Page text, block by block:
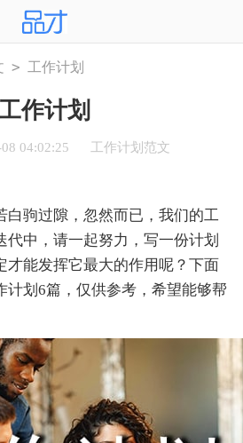
> 工作计划
作计划
04:02:25 工作计划范文
驹过隙，忽然而已，我们的工
代中，请一起努力，写一份计划
才能发挥它最大的作用呢？下面
计划6篇，仅供参考，希望能够帮